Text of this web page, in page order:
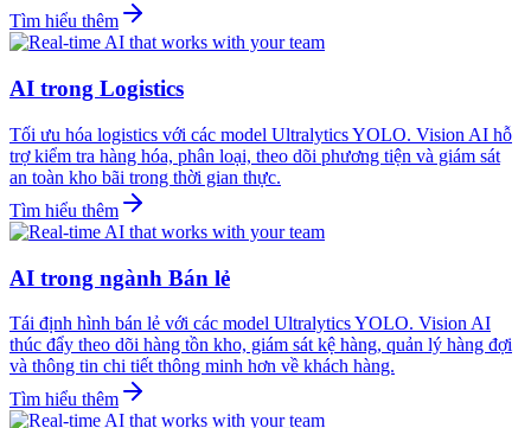
Tìm hiểu thêm
AI trong Logistics
Tối ưu hóa logistics với các model Ultralytics YOLO. Vision AI hỗ
trợ kiểm tra hàng hóa, phân loại, theo dõi phương tiện và giám sát
an toàn kho bãi trong thời gian thực.
Tìm hiểu thêm
AI trong ngành Bán lẻ
Tái định hình bán lẻ với các model Ultralytics YOLO. Vision AI
thúc đẩy theo dõi hàng tồn kho, giám sát kệ hàng, quản lý hàng đợi
và thông tin chi tiết thông minh hơn về khách hàng.
Tìm hiểu thêm